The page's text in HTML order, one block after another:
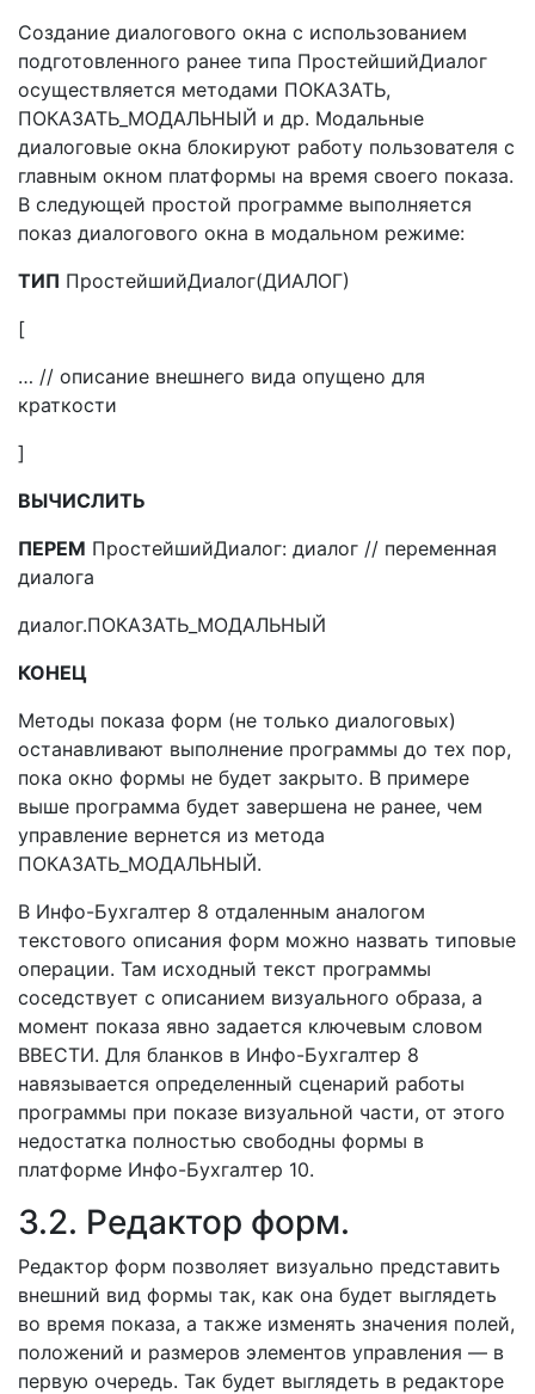
Создание диалогового окна с использованием
подготовленного ранее типа ПростейшийДиалог
осуществляется методами ПОКАЗАТЬ,
ПОКАЗАТЬ_МОДАЛЬНЫЙ и др. Модальные
диалоговые окна блокируют работу пользователя с
главным окном платформы на время своего показа.
В следующей простой программе выполняется
показ диалогового окна в модальном режиме:
ТИП ПростейшийДиалог(ДИАЛОГ)
[
… // описание внешнего вида опущено для
краткости
]
ВЫЧИСЛИТЬ
ПЕРЕМ ПростейшийДиалог: диалог // переменная
диалога
диалог.ПОКАЗАТЬ_МОДАЛЬНЫЙ
КОНЕЦ
Методы показа форм (не только диалоговых)
останавливают выполнение программы до тех пор,
пока окно формы не будет закрыто. В примере
выше программа будет завершена не ранее, чем
управление вернется из метода
ПОКАЗАТЬ_МОДАЛЬНЫЙ.
В Инфо-Бухгалтер 8 отдаленным аналогом
текстового описания форм можно назвать типовые
операции. Там исходный текст программы
соседствует с описанием визуального образа, а
момент показа явно задается ключевым словом
ВВЕСТИ. Для бланков в Инфо-Бухгалтер 8
навязывается определенный сценарий работы
программы при показе визуальной части, от этого
недостатка полностью свободны формы в
платформе Инфо-Бухгалтер 10.
3.2. Редактор форм.
Редактор форм позволяет визуально представить
внешний вид формы так, как она будет выглядеть
во время показа, а также изменять значения полей,
положений и размеров элементов управления — в
первую очередь. Так будет выглядеть в редакторе